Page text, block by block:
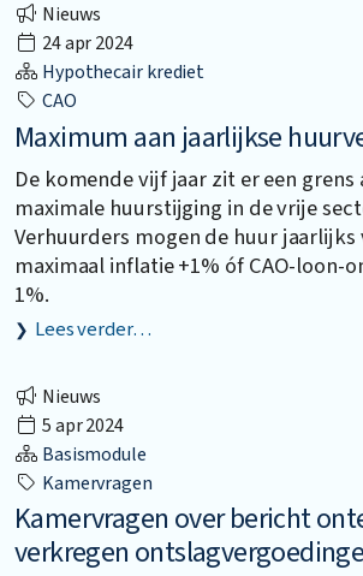
Nieuws
24 apr 2024
Hypothecair krediet
CAO
Maximum aan jaarlijkse
De komende vijf jaar zit er een grens
maximale huurstijging in de vrije
Verhuurders mogen de huur
maximaal inflatie +1% óf CAO-loon-
1%.
Lees verder…
Nieuws
5 apr 2024
Basismodule
Kamervragen
Kamervragen over bericht
verkregen